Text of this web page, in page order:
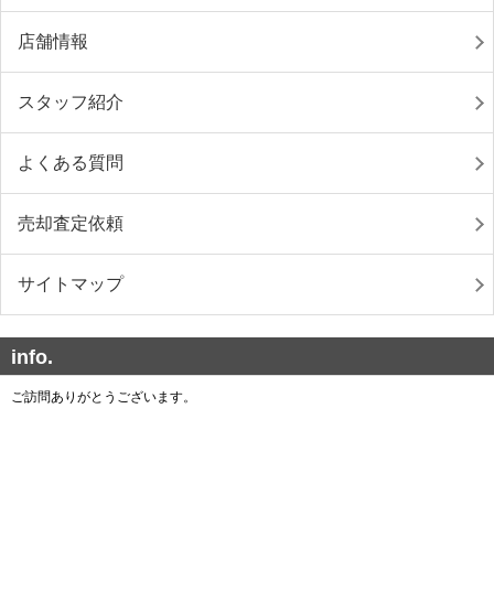
店舗情報
スタッフ紹介
よくある質問
売却査定依頼
サイトマップ
info.